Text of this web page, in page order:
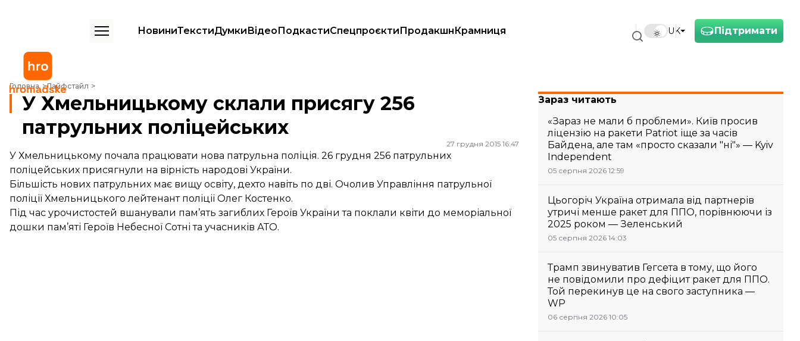
Підтримати
UK
НовиниТекстиДумкиВідеоПодкастиСпецпроєктиПродакшнКрамниця
Головна Лайфстайл
У Хмельницькому склали присягу 256 патрульних поліцейських
У Хмельницькому склали присягу 256
патрульних поліцейських
27 грудня 2015 16:47
У Хмельницькому почала працювати нова патрульна поліція. 26 грудня 256 патрульних
поліцейських присягнули на вірність народові України.
Більшість нових патрульних має вищу освіту, дехто навіть по дві. Очолив Управління патрульної
поліції Хмельницького лейтенант поліції Олег Костенко.
Під час урочистостей вшанували пам’ять загиблих Героїв України та поклали квіти до меморіальної
дошки пам’яті Героїв Небесної Сотні та учасників АТО.
Зараз читають
«Зараз не мали б проблеми». Київ просив
ліцензію на ракети Patriot іще за часів
Байдена, але там «просто сказали "ні"» — Kyiv
Independent
05 серпня 2026 12:59
Цьогоріч Україна отримала від партнерів
утричі менше ракет для ППО, порівнюючи із
2025 роком — Зеленський
05 серпня 2026 14:03
Трамп звинуватив Гегсета в тому, що його
не повідомили про дефіцит ракет для ППО.
Той перекинув це на свого заступника —
WP
06 серпня 2026 10:05